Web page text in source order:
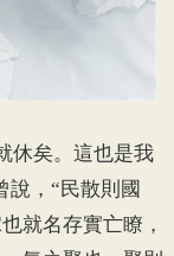
休矣。這也是我
說，“民散則國
就名存實亡瞭，